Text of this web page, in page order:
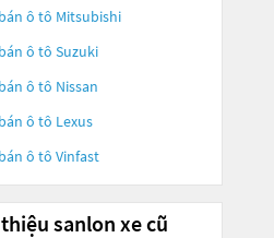
ô tô Mitsubishi
ô tô Suzuki
ô tô Nissan
ô tô Lexus
ô tô Vinfast
sanlon xe cũ